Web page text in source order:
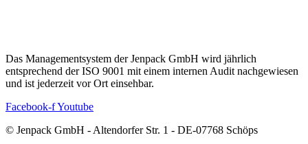
Das Managementsystem derJenpack GmbH wird jährlich
entsprechend der ISO 9001 mit einem internen Audit nachgewiesen
und ist jederzeit vor Ort einsehbar.
Facebook-fYoutube
© Jenpack GmbH - Altendorfer Str. 1 - DE-07768 Schöps